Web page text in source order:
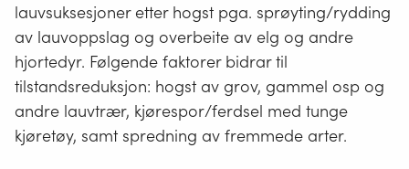
lauvsuksesjoner etter hogst pga. sprøyting/rydding
av lauvoppslag og overbeite av elg og andre
hjortedyr. Følgende faktorer bidrar til
tilstandsreduksjon: hogst av grov, gammel osp og
andre lauvtrær, kjørespor/ferdsel med tunge
kjøretøy, samt spredning av fremmede arter.